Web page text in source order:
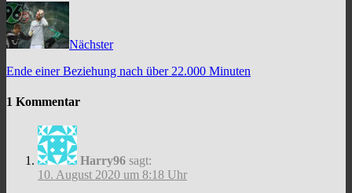
Nächster
Ende einer Beziehung nach über 22.000 Minuten
1 Kommentar
Harry96 sagt:
10. August 2020 um 8:18 Uhr